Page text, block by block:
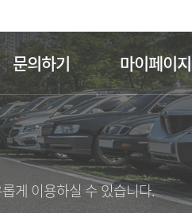
문의하기 마이페이지
게 이용하실 수 있습니다.